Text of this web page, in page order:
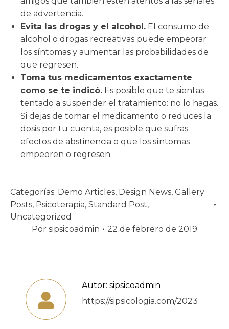
de advertencia.
Evita las drogas y el alcohol. El consumo de
alcohol o drogas recreativas puede empeorar
los síntomas y aumentar las probabilidades de
que regresen.
Toma tus medicamentos exactamente
como se te indicó. Es posible que te sientas
tentado a suspender el tratamiento: no lo hagas.
Si dejas de tomar el medicamento o reduces la
dosis por tu cuenta, es posible que sufras
efectos de abstinencia o que los síntomas
empeoren o regresen.
Categorías: Demo Articles, Design News, Gallery
Posts, Psicoterapia, Standard Post,
Uncategorized
Por sipsicoadmin 22 de febrero de 2019
Autor: sipsicoadmin
https://sipsicologia.com/2023